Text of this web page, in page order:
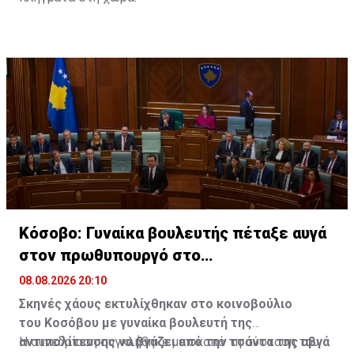
Κόσοβο: Γυναίκα βουλευτής πέταξε αυγά
στον πρωθυπουργό στο
κοινοβούλιο(ΒΙΝΤΕΟ)
08.08.2026 20:10
Σκηνές χάους εκτυλίχθηκαν στο κοινοβούλιο
του Κοσόβου με γυναίκα βουλευτή της
αντιπολίτευσης να βγάζει από την τσάντα της αβγά
Η συνεδρίαση συγκλήθηκε με σκοπό τη σύσταση του